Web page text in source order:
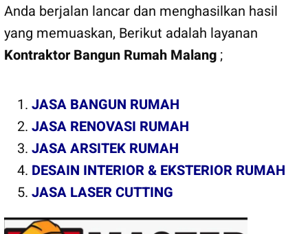
Anda berjalan lancar dan menghasilkan hasil
yang memuaskan, Berikut adalah layanan
Kontraktor Bangun Rumah Malang;
JASA BANGUN RUMAH
JASA RENOVASI RUMAH
JASA ARSITEK RUMAH
DESAIN INTERIOR & EKSTERIOR RUMAH
JASA LASER CUTTING